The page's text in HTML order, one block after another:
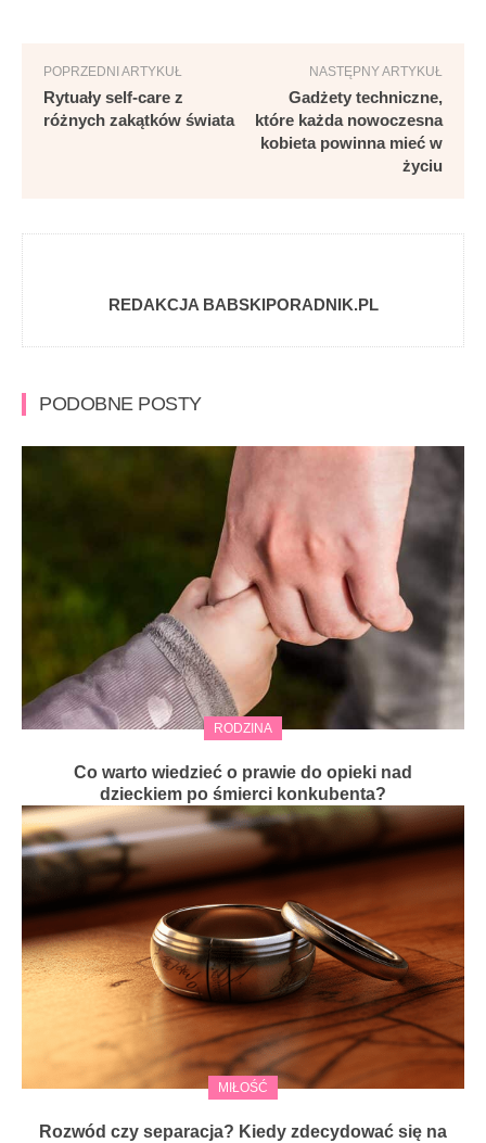
POPRZEDNI ARTYKUŁ
Rytuały self-care z
różnych zakątków świata
NASTĘPNY ARTYKUŁ
Gadżety techniczne,
które każda nowoczesna
kobieta powinna mieć w
życiu
REDAKCJA BABSKIPORADNIK.PL
PODOBNE POSTY
RODZINA
Co warto wiedzieć o prawie do opieki nad
dzieckiem po śmierci konkubenta?
MIŁOŚĆ
Rozwód czy separacja? Kiedy zdecydować się na